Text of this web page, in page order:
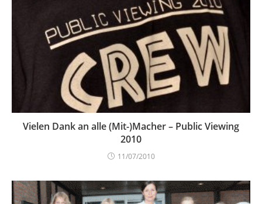
Vielen Dank an alle (Mit-)Macher – Public Viewing
2010
11/07/2010